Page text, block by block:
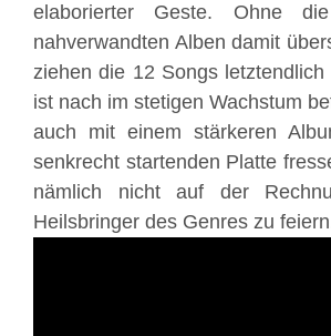
elaborierter Geste. Ohne
nahverwandten Alben damit
ziehen die 12 Songs
ist nach im stetigen Wachstum
auch mit einem stärkeren
senkrecht startenden Platte
nämlich nicht auf der
Heilsbringer des Genres zu